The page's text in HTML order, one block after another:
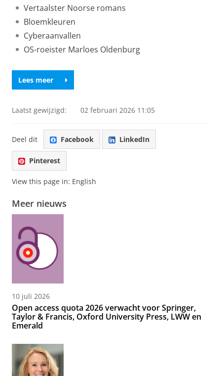
Vertaalster Noorse romans
Bloemkleuren
Cyberaanvallen
OS-roeister Marloes Oldenburg
Lees meer
Laatst gewijzigd: 02 februari 2026 11:05
Deel dit Facebook LinkedIn
Pinterest
View this page in: English
Meer nieuws
10 juli 2026
Open access quota 2026 verwacht voor Springer,
Taylor & Francis, Oxford University Press, LWW en
Emerald